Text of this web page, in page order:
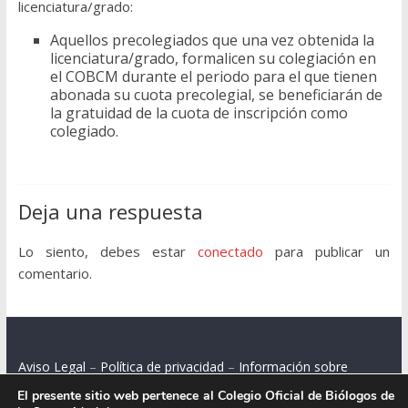
licenciatura/grado:
Aquellos precolegiados que una vez obtenida la
licenciatura/grado, formalicen su colegiación en
el COBCM durante el periodo para el que tienen
abonada su cuota precolegial, se beneficiarán de
la gratuidad de la cuota de inscripción como
colegiado.
Deja una respuesta
Lo siento, debes estarconectado para publicar un
comentario.
Aviso Legal – Política de privacidad – Información sobre
El presente sitio web pertenece al Colegio Oficial de Biólogos de